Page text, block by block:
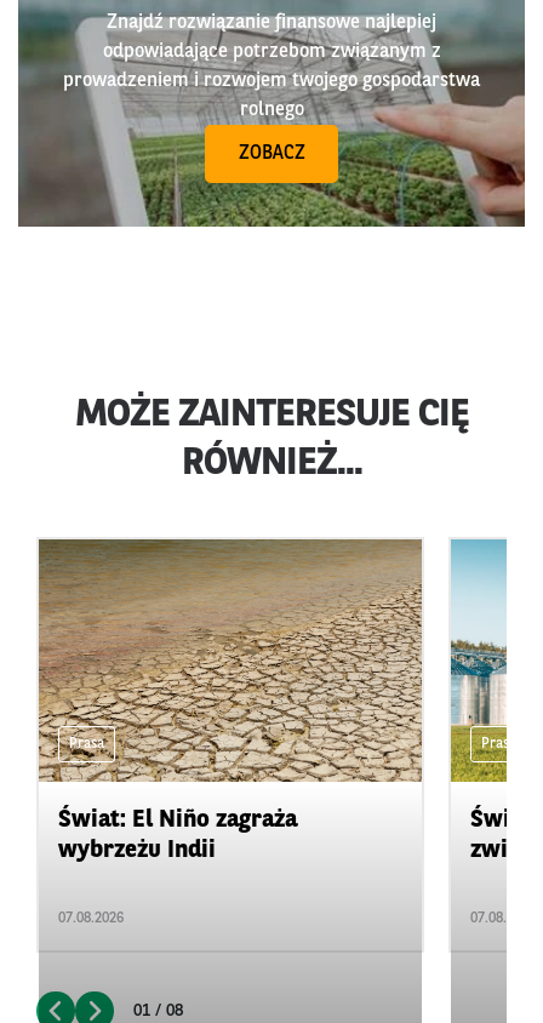
Znajdź rozwiązanie finansowe najlepiej
odpowiadające potrzebom związanym z
prowadzeniem i rozwojem twojego gospodarstwa
rolnego
ZOBACZ
MOŻE ZAINTERESUJE CIĘ
RÓWNIEŻ...
Prasa
Świat: El Niño zagraża
wybrzeżu Indii
07.08.2026
Prasa
07.08.2026
01 / 08